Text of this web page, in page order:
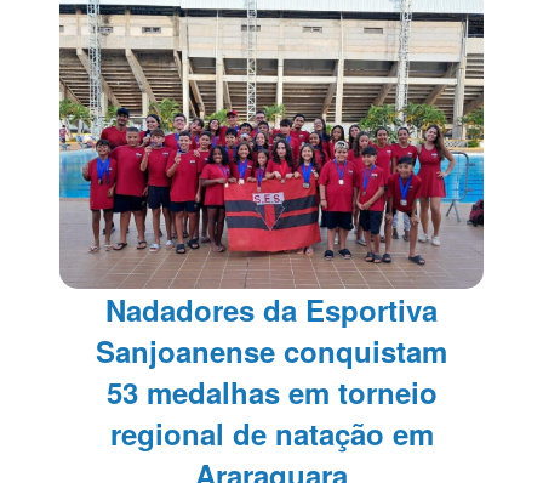
Nadadores da Esportiva
Sanjoanense conquistam
53 medalhas em torneio
regional de natação em
Araraquara